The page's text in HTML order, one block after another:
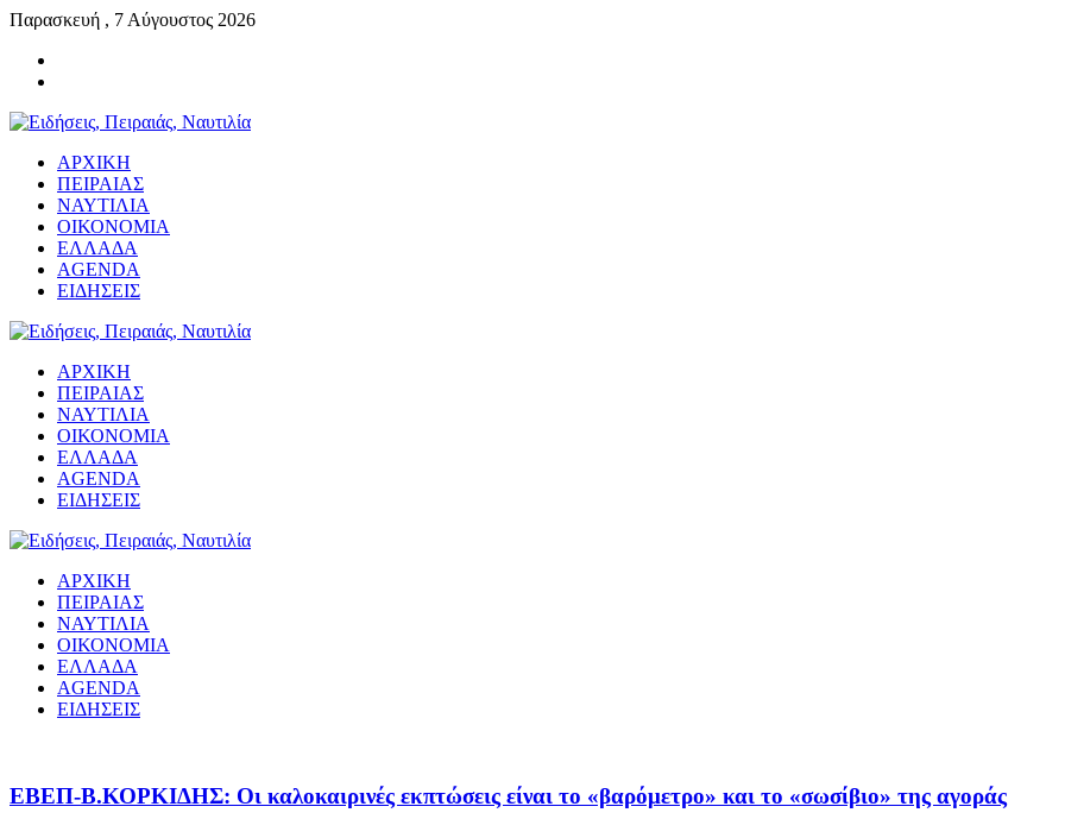
Παρασκευή , 7 Αύγουστος 2026
ΑΡΧΙΚΗ
ΠΕΙΡΑΙΑΣ
ΝΑΥΤΙΛΙΑ
ΟΙΚΟΝΟΜΙΑ
ΕΛΛΑΔΑ
AGENDA
ΕΙΔΗΣΕΙΣ
ΑΡΧΙΚΗ
ΠΕΙΡΑΙΑΣ
ΝΑΥΤΙΛΙΑ
ΟΙΚΟΝΟΜΙΑ
ΕΛΛΑΔΑ
AGENDA
ΕΙΔΗΣΕΙΣ
ΑΡΧΙΚΗ
ΠΕΙΡΑΙΑΣ
ΝΑΥΤΙΛΙΑ
ΟΙΚΟΝΟΜΙΑ
ΕΛΛΑΔΑ
AGENDA
ΕΙΔΗΣΕΙΣ
EΒΕΠ-Β.ΚΟΡΚΙΔΗΣ: Οι καλοκαιρινές εκπτώσεις είναι το «βαρόμετρο» και το «σωσίβιο» της αγοράς